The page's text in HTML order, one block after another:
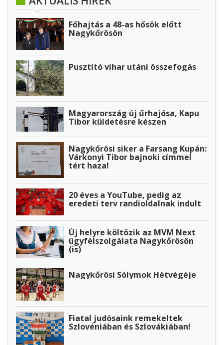
Főhajtás a 48-as hősök előtt
Nagykőrösön
Pusztító vihar utáni összefogás
Magyarország új űrhajósa, Kapu
Tibor küldetésre készen
Nagykőrösi siker a Farsang Kupán:
Várkonyi Tibor bajnoki címmel
tért haza!
20 éves a YouTube, pedig az
eredeti terv randioldalnak indult
Új helyre költözik az MVM Next
ügyfélszolgálata Nagykőrösön
(is)
Nagykőrösi Sólymok Hétvégéje
Fiatal judósaink remekeltek
Szlovéniában és Szlovákiában!